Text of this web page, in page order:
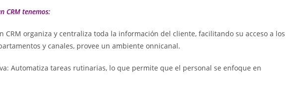
CRM tenemos:
CRM organiza y centraliza toda la información del cliente, facilitando su acceso a los
y canales, provee un ambiente onnicanal.
Automatiza tareas rutinarias, lo que permite que el personal se enfoque en